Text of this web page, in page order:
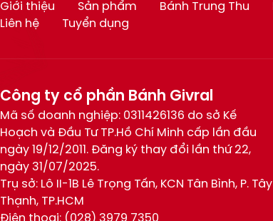
Giới thiệu Sản phẩm Bánh Trung Thu
Liên hệ
Tuyển dụng
Công ty cổ phần Bánh Givral
Mã số doanh nghiệp: 0311426136 do sở Kế
Hoạch và Đầu Tư TP.Hồ Chí Minh cấp lần đầu
ngày 19/12/2011. Đăng ký thay đổi lần thứ 22,
ngày 31/07/2025.
Trụ sở: Lô II-1B Lê Trọng Tấn, KCN Tân Bình, P. Tây
Thạnh, TP.HCM
Điện thoại: (028) 3979 7350